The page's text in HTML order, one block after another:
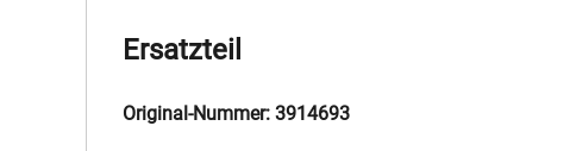
Ersatzteil
Original-Nummer: 3914693